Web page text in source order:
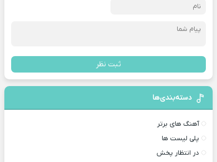
ثبت نظر
دسته‌بندی‌ها
آهنگ های برتر
پلی لیست ها
در انتظار پخش